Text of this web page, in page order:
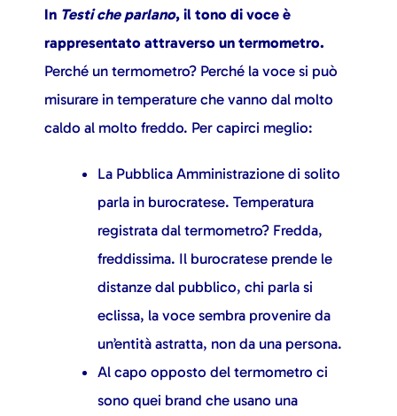
In Testi che parlano, il tono di voce è
rappresentato attraverso un termometro.
Perché un termometro? Perché la voce si può
misurare in temperature che vanno dal molto
caldo al molto freddo. Per capirci meglio:
La Pubblica Amministrazione di solito
parla in burocratese. Temperatura
registrata dal termometro? Fredda,
freddissima. Il burocratese prende le
distanze dal pubblico, chi parla si
eclissa, la voce sembra provenire da
un’entità astratta, non da una persona.
Al capo opposto del termometro ci
sono quei brand che usano una